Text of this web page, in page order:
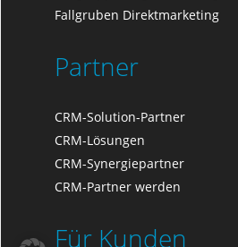
Fallgruben Direktmarketing
Partner
CRM-Solution-Partner
CRM-Lösungen
CRM-Synergiepartner
CRM-Partner werden
Für Kunden